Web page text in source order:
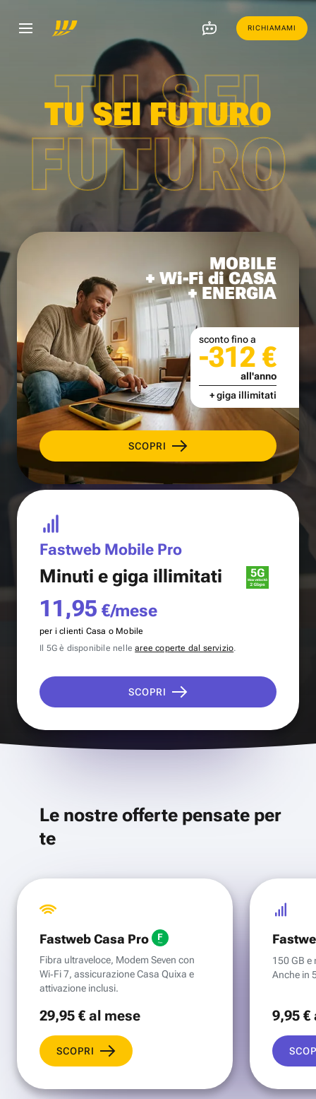
RICHIAMAMI
TU SEI
FUTURO
TU SEI FUTURO
MOBILE
+ Wi-Fi di CASA
+ ENERGIA
SCOPRI
sconto fino a
-312 €
all'anno
+ giga illimitati
Fastweb Mobile Pro
Minuti e giga illimitati
11,95 €/mese
per i clienti Casa o Mobile
Il 5G è disponibile nellearee coperte dal servizio.
SCOPRI
Le nostre offerte pensate per
te
Fastweb Casa Pro
Fibra ultraveloce, Modem Seven con
Wi‑Fi 7, assicurazione Casa Quixa e
attivazione inclusi.
29,95 €al mese
SCOPRI
150 GB e
Anche in
9,95 €